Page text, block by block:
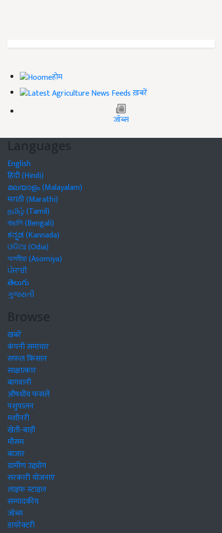
होम
ख़बरें
जॉब्स
Languages
English
हिंदी (Hindi)
മലയാളം (Malayalam)
मराठी (Marathi)
தமிழ் (Tamil)
বাঙালি (Bengali)
ಕನ್ನಡ (Kannada)
ଓଡିଆ (Odia)
অসমীয়া (Asomiya)
ਪੰਜਾਬੀ
తెలుగు
ગુજરાતી
Browse
खबरें
कंपनी समाचार
सफल किसान
साक्षात्कार
बागवानी
औषधीय फसलें
पशुपालन
मशीनरी
खेती-बाड़ी
मौसम
बाजार
ग्रामीण उद्द्योग
सरकारी योजनाएं
लाइफ स्टाइल
सम्पादकीय
जॉब्स
डायरेक्टरी